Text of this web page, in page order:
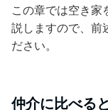
この章では空き家
説しますので、前
ださい。
仲介に比べる